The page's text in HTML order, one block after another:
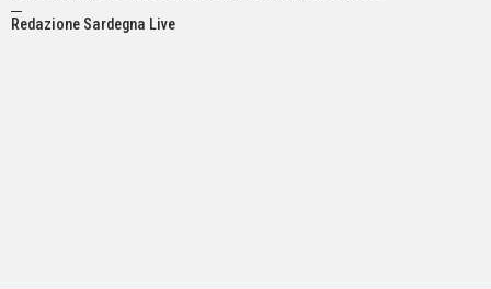
Redazione Sardegna Live